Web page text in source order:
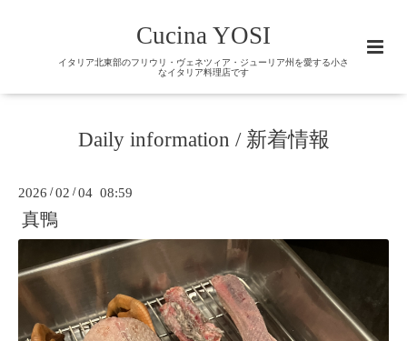
Cucina YOSI
イタリア北東部のフリウリ・ヴェネツィア・ジューリア州を愛する小さ
なイタリア料理店です
Daily information / 新着情報
2026 /02 /04 08:59
真鴨